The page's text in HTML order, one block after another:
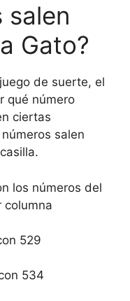
salen
Gato?
de suerte, el
qué número
ciertas
salen
los números del
columna
529
534